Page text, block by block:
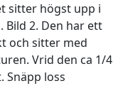
sitter högst upp i
2. Den har ett
och sitter med
Vrid den ca 1/4
Snäpp loss